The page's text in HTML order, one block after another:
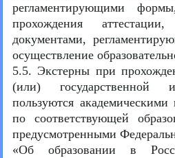
регламентирующими
прохождения
документами,
осуществление
5.5. Экстерны при
(или) государственной
пользуются
по соответствующей
предусмотренными
«Об образовании в